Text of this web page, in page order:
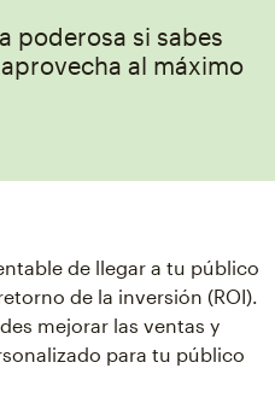
poderosa si sabes
al máximo
de llegar a tu público
de la inversión (ROI).
mejorar las ventas y
para tu público